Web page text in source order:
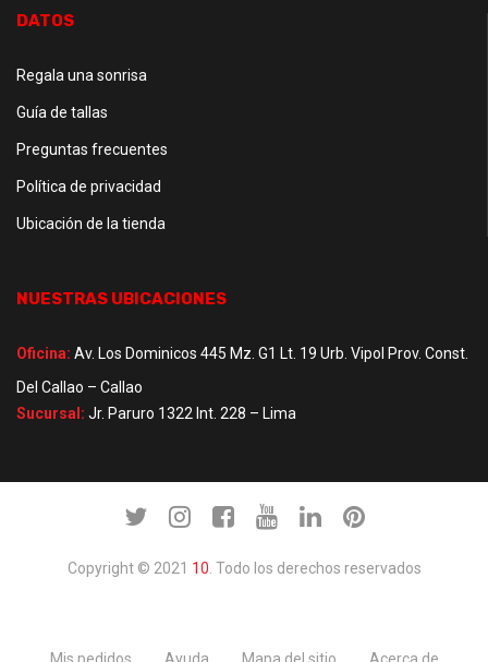
DATOS
Regala una sonrisa
Guía de tallas
Preguntas frecuentes
Política de privacidad
Ubicación de la tienda
NUESTRAS UBICACIONES
Oficina: Av. Los Dominicos 445 Mz. G1 Lt. 19 Urb. Vipol Prov. Const.
Del Callao – Callao
Sucursal: Jr. Paruro 1322 Int. 228 – Lima
Copyright © 2021 10 . Todo los derechos reservados